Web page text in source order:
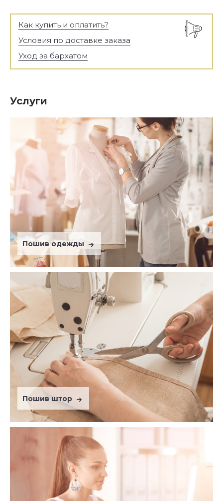
Как купить и оплатить?
Условия по доставке заказа
Уход за бархатом
Услуги
Пошив одежды
Пошив штор